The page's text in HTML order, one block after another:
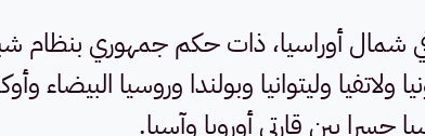
ولاتفيا وليتوانيا وبولندا وروسيا
جسرا بين قارتي أوروبا وآسيا.